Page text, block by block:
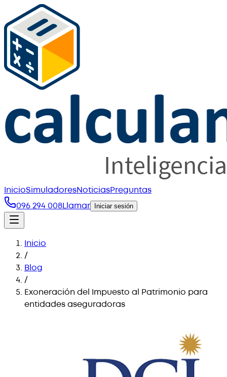
InicioSimuladoresNoticiasPreguntas
096 294 008Llamar Iniciar sesión
Inicio
/
Blog
/
Exoneración del Impuesto al Patrimonio para
entidades aseguradoras